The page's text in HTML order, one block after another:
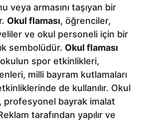
veya armasını taşıyan bir
Okul flaması, öğrenciler,
ve okul personeli için bir
sembolüdür. Okul flaması
okulun spor etkinlikleri,
milli bayram kutlamaları
de kullanılır. Okul
profesyonel bayrak imalat
tarafından yapılır ve